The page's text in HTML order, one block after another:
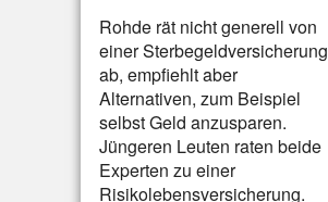
Rohde rät nicht generell von
einer Sterbegeldversicherung
ab, empfiehlt aber
Alternativen, zum Beispiel
selbst Geld anzusparen.
Jüngeren Leuten raten beide
Experten zu einer
Risikolebensversicherung.